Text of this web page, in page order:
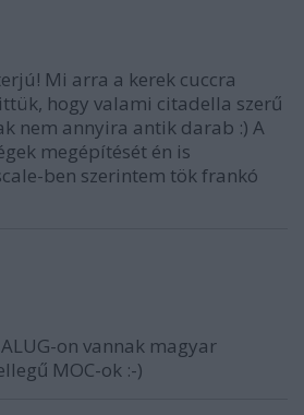
Mi arra a kerek cuccra
hogy valami citadella szerű
nem annyira antik darab :) A
megépítését én is
ben szerintem tök frankó
on vannak magyar
MOC-ok :-)